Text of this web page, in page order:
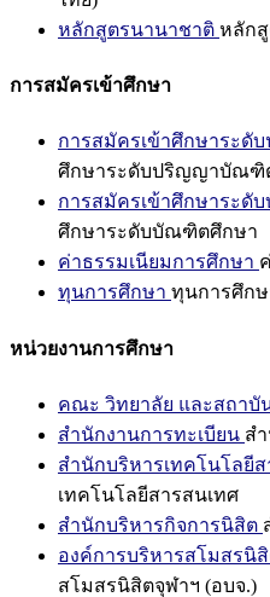
หลักสูตรนานาชาติ หลัก
การสมัครเข้าศึกษา
การสมัครเข้าศึกษาระ
ศึกษาระดับปริญญาบัณฑิ
การสมัครเข้าศึกษาระดั
ศึกษาระดับบัณฑิตศึกษา
ค่าธรรมเนียมการศึกษา
ทุนการศึกษา ทุนการศึกษ
หน่วยงานการศึกษา
คณะ วิทยาลัย และสถาบั
สำนักงานการทะเบียน ส
สำนักบริหารเทคโนโลยีส
เทคโนโลยีสารสนเทศ
สำนักบริหารกิจการนิสิต
องค์การบริหารสโมสรนิ
สโมสรนิสิตจุฬาฯ (อบจ.)